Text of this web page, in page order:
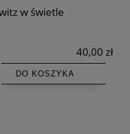
w świetle
40,00 zł
DO KOSZYKA